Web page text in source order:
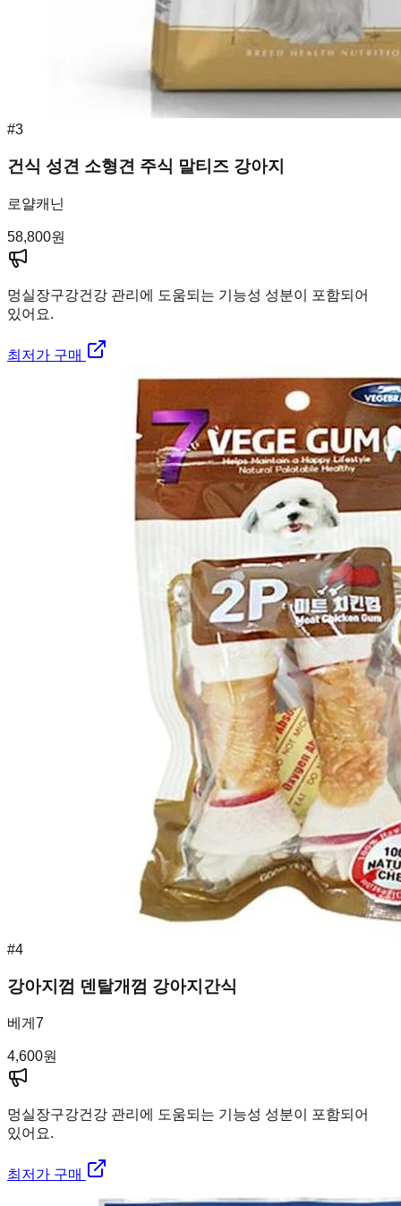
#3
건식 성견 소형견 주식 말티즈 강아지
로얄캐닌
58,800원
멍실장구강건강 관리에 도움되는 기능성 성분이 포함되어
있어요.
최저가 구매
#4
강아지껌 덴탈개껌 강아지간식
베게7
4,600원
멍실장구강건강 관리에 도움되는 기능성 성분이 포함되어
있어요.
최저가 구매